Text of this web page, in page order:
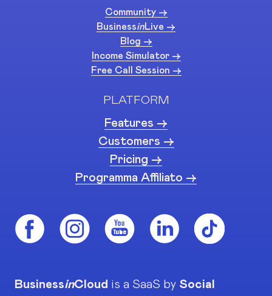
Community ->
BusinessinLive ->
Blog ->
Income Simulator ->
Free Call Session ->
PLATFORM
Features ->
Customers ->
Pricing ->
Programma Affiliato ->
BusinessinCloud is a SaaS by Social